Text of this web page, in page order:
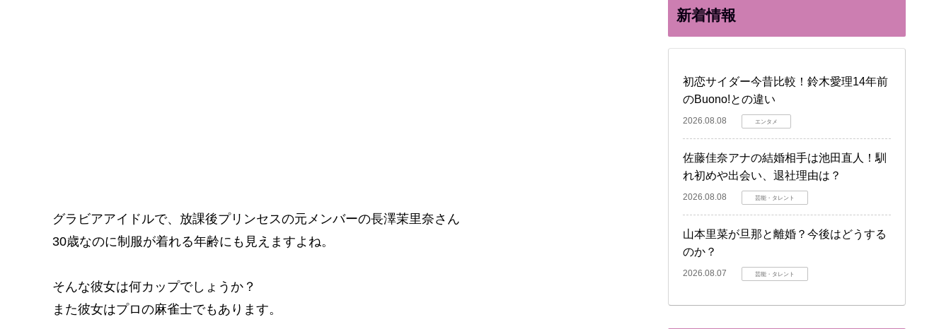
グラビアアイドルで、放課後プリンセスの元メンバーの長澤茉里奈さん
30歳なのに制服が着れる年齢にも見えますよね。
そんな彼女は何カップでしょうか？
また彼女はプロの麻雀士でもあります。
新着情報
初恋サイダー今昔比較！鈴木愛理14年前
のBuono!との違い
2026.08.08 エンタメ
佐藤佳奈アナの結婚相手は池田直人！馴
れ初めや出会い、退社理由は？
2026.08.08 芸能・タレント
山本里菜が旦那と離婚？今後はどうする
のか？
2026.08.07 芸能・タレント